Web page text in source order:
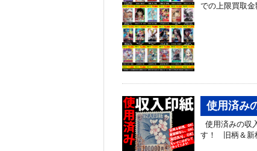
での上限買取
使用済み
使用済みの収
す！ 旧柄＆新